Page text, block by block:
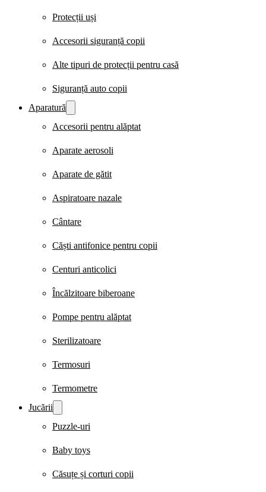
Protecții uși
Accesorii siguranță copii
Alte tipuri de protecții pentru casă
Siguranță auto copii
Aparatură
Accesorii pentru alăptat
Aparate aerosoli
Aparate de gătit
Aspiratoare nazale
Cântare
Căști antifonice pentru copii
Centuri anticolici
Încălzitoare biberoane
Pompe pentru alăptat
Sterilizatoare
Termosuri
Termometre
Jucării
Puzzle-uri
Baby toys
Căsuțe și corturi copii